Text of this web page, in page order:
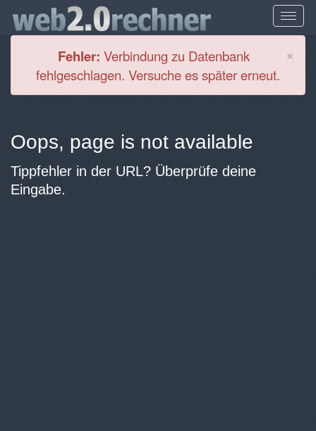
×
Fehler: Verbindung zu Datenbank
fehlgeschlagen. Versuche es später erneut.
Oops, page is not available
Tippfehler in der URL? Überprüfe deine
Eingabe.